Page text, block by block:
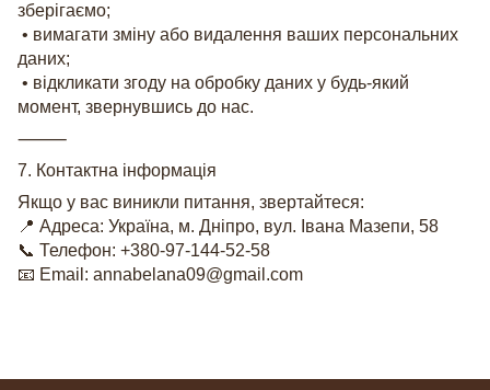
зберігаємо;
• вимагати зміну або видалення ваших персональних
даних;
• відкликати згоду на обробку даних у будь-який
момент, звернувшись до нас.
⸻
7. Контактна інформація
Якщо у вас виникли питання, звертайтеся:
📍 Адреса: Україна, м. Дніпро, вул. Івана Мазепи, 58
📞 Телефон: +380-97-144-52-58
📧 Email: annabelana09@gmail.com